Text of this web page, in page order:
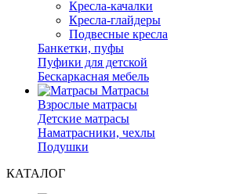
Кресла-качалки
Кресла-глайдеры
Подвесные кресла
Банкетки, пуфы
Пуфики для детской
Бескаркасная мебель
Матрасы
Взрослые матрасы
Детские матрасы
Наматрасники, чехлы
Подушки
КАТАЛОГ